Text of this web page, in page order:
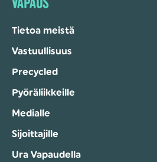
Tietoa meistä
Vastuullisuus
Precycled
Pyöräliikkeille
Medialle
Sijoittajille
Ura Vapaudella